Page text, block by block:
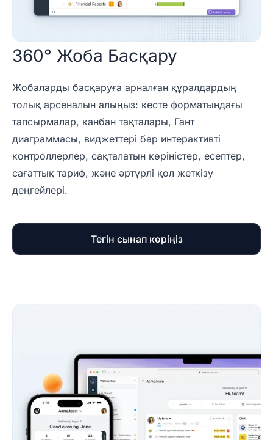
360° Жоба Басқару
Жобаларды басқаруға арналған құралдардың
толық арсеналын алыңыз: кесте форматындағы
тапсырмалар, канбан тақталары, Гант
диаграммасы, виджеттері бар интерактивті
контроллерлер, сақталатын көріністер, есептер,
сағаттық тариф, және әртүрлі қол жеткізу
деңгейлері.
Тегін сынап көріңіз